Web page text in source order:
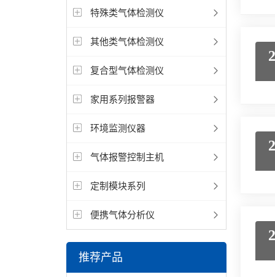
特殊类气体检测仪
其他类气体检测仪
复合型气体检测仪
家用系列报警器
环境监测仪器
气体报警控制主机
定制模块系列
便携气体分析仪
推荐产品